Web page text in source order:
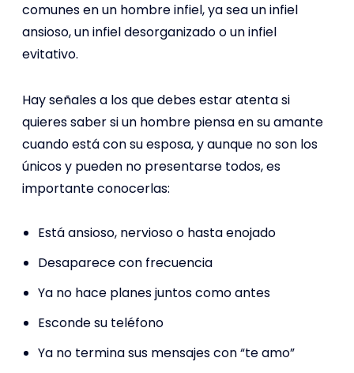
comunes en un hombre infiel, ya sea un infiel
ansioso, un infiel desorganizado o un infiel
evitativo.
Hay señales a los que debes estar atenta si
quieres saber si un hombre piensa en su amante
cuando está con su esposa, y aunque no son los
únicos y pueden no presentarse todos, es
importante conocerlas:
Está ansioso, nervioso o hasta enojado
Desaparece con frecuencia
Ya no hace planes juntos como antes
Esconde su teléfono
Ya no termina sus mensajes con “te amo”